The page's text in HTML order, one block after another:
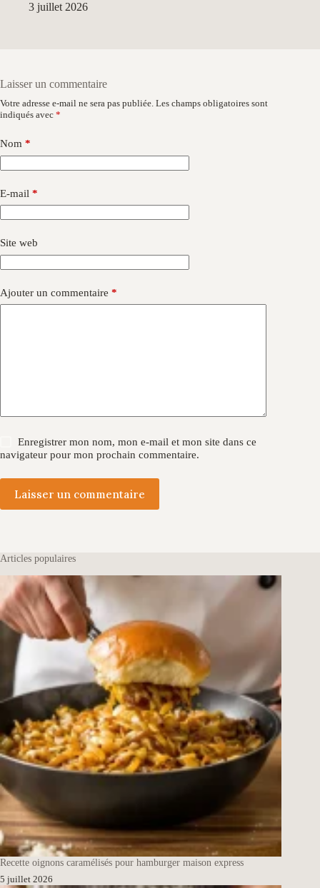
3 juillet 2026
Laisser un commentaire
Votre adresse e-mail ne sera pas publiée. Les champs obligatoires sont
indiqués avec *
Nom *
E-mail *
Site web
Ajouter un commentaire *
Enregistrer mon nom, mon e-mail et mon site dans ce
navigateur pour mon prochain commentaire.
Laisser un commentaire
Articles populaires
Recette oignons caramélisés pour hamburger maison express
5 juillet 2026